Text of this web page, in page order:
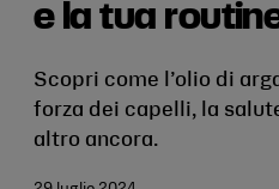
e la tua
Scopri come l’olio di
forza dei capelli, la
altro ancora.